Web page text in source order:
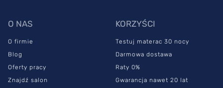
Pianka termoelastyczna sprawia, że
osób, które zmagają się z bólem pleców i karku. Model zapobiega
powstawaniu i pogłębianiu się dysfunkcji kręgosłupa, a
dodatkowo ma właściwości przeciwodleżynowe.
SleepMed Premium sprawdzi się niezależnie od tego, jaką pozycję
O NAS
O firmie
Blog
Oferty pracy
Znajdź salon
KORZYŚCI
Testuj materac 30 nocy
Darmowa dostawa
Raty 0%
Gwarancja nawet 20 lat